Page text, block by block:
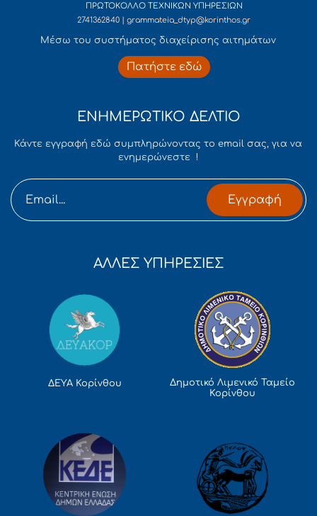
ΠΡΩΤΟΚΟΛΛΟ ΤΕΧΝΙΚΩΝ ΥΠΗΡΕΣΙΩΝ
2741362840 | grammateia_dtyp@korinthos.gr
Mέσω του συστήματος διαχείρισης αιτημάτων
Πατήστε εδώ
ΕΝΗΜΕΡΩΤΙΚΟ ΔΕΛΤΙΟ
Κάντε εγγραφή εδώ συμπληρώνοντας το email σας, για να
ενημερώνεστε !
Εγγραφή
ΑΛΛΕΣ ΥΠΗΡΕΣΙΕΣ
ΔΕΥΑ Κορίνθου
Δημοτικό Λιμενικό Ταμείο
Κορίνθου